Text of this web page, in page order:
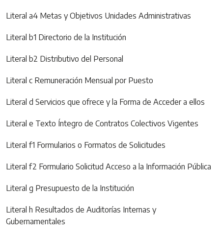
Literal a4 Metas y Objetivos Unidades Administrativas
Literal b1 Directorio de la Institución
Literal b2 Distributivo del Personal
Literal c Remuneración Mensual por Puesto
Literal d Servicios que ofrece y la Forma de Acceder a ellos
Literal e Texto Íntegro de Contratos Colectivos Vigentes
Literal f1 Formularios o Formatos de Solicitudes
Literal f2 Formulario Solicitud Acceso a la Información Pública
Literal g Presupuesto de la Institución
Literal h Resultados de Auditorías Internas y
Gubernamentales